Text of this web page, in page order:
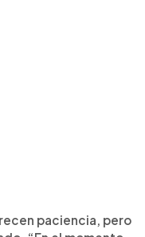
paciencia, pero